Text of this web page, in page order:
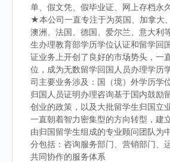
单、假文凭、假毕业证、网上存档永
★本公司一直专注于为英国、加拿大
澳洲、法国、德国、爱尔兰、意大利
生办理教育部学历学位认证和留学回
证业务上开创了良好的市场势头，一
位，成为无数留学回国人员办理学历
司主要业务涉及：国（境）外学历学
归国人员证明办理咨询基于国内鼓励
创业的政策，以及大批留学生归国立
一直朝着智力密集型的方向转型，建
由归国留学生组成的专业顾问团队为
分包括：咨询服务部门、营销部门、
共同协作的服务体系